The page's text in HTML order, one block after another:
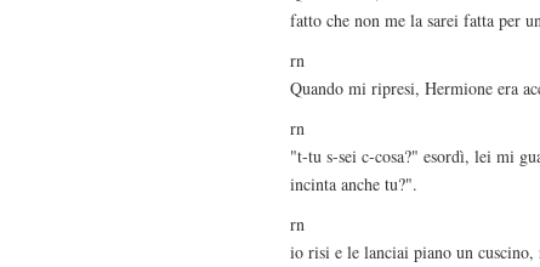
fatto che non me la sarei fatta per
rn
Quando mi ripresi, Hermione era
rn
"t-tu s-sei c-cosa?" esordì, lei mi
incinta anche tu?".
rn
io risi e le lanciai piano un